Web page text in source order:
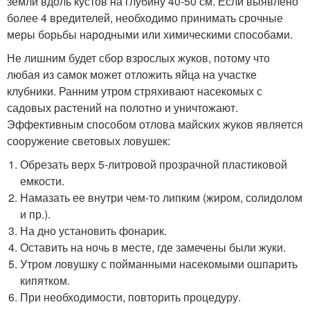
более 4 вредителей, необходимо принимать срочные
меры борьбы народными или химическими способами.
Не лишним будет сбор взрослых жуков, потому что
любая из самок может отложить яйца на участке
клубники. Ранним утром стряхивают насекомых с
садовых растений на полотно и уничтожают.
Эффективным способом отлова майских жуков является
сооружение световых ловушек:
Обрезать верх 5-литровой прозрачной пластиковой
емкости.
Намазать ее внутри чем-то липким (жиром, солидолом
и пр.).
На дно установить фонарик.
Оставить на ночь в месте, где замечены были жуки.
Утром ловушку с пойманными насекомыми ошпарить
кипятком.
При необходимости, повторить процедуру.